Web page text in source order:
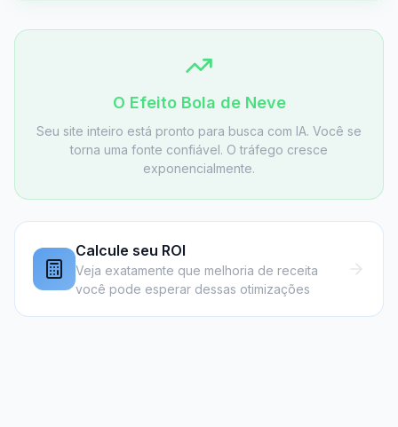
O Efeito Bola de Neve
Seu site inteiro está pronto para busca com IA. Você se
torna uma fonte confiável. O tráfego cresce
exponencialmente.
Calcule seu ROI
Veja exatamente que melhoria de receita
você pode esperar dessas otimizações